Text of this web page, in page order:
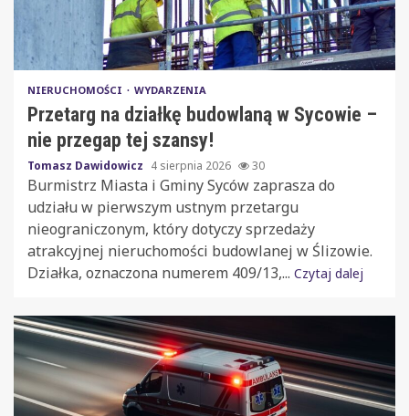
NIERUCHOMOŚCI WYDARZENIA
Przetarg na działkę budowlaną w Sycowie –
nie przegap tej szansy!
Tomasz Dawidowicz 4 sierpnia 2026 30
Burmistrz Miasta i Gminy Syców zaprasza do
udziału w pierwszym ustnym przetargu
nieograniczonym, który dotyczy sprzedaży
atrakcyjnej nieruchomości budowlanej w Ślizowie.
Działka, oznaczona numerem 409/13,... Czytaj dalej